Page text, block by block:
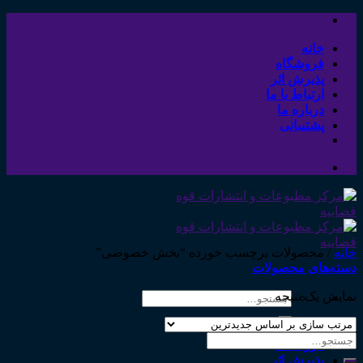
Skip
contentخانه
فروشگاه
پذیرش اثر
ارتباط با ما
درباره ما
پشتیبانی
جستجو
خانه
فروشگاه
پذیرش اثر
خانه /محصولات برچسب خورده “بخش خصوصی”
دسته‌های محصولات
نمایش یک نتیجه
جستجو